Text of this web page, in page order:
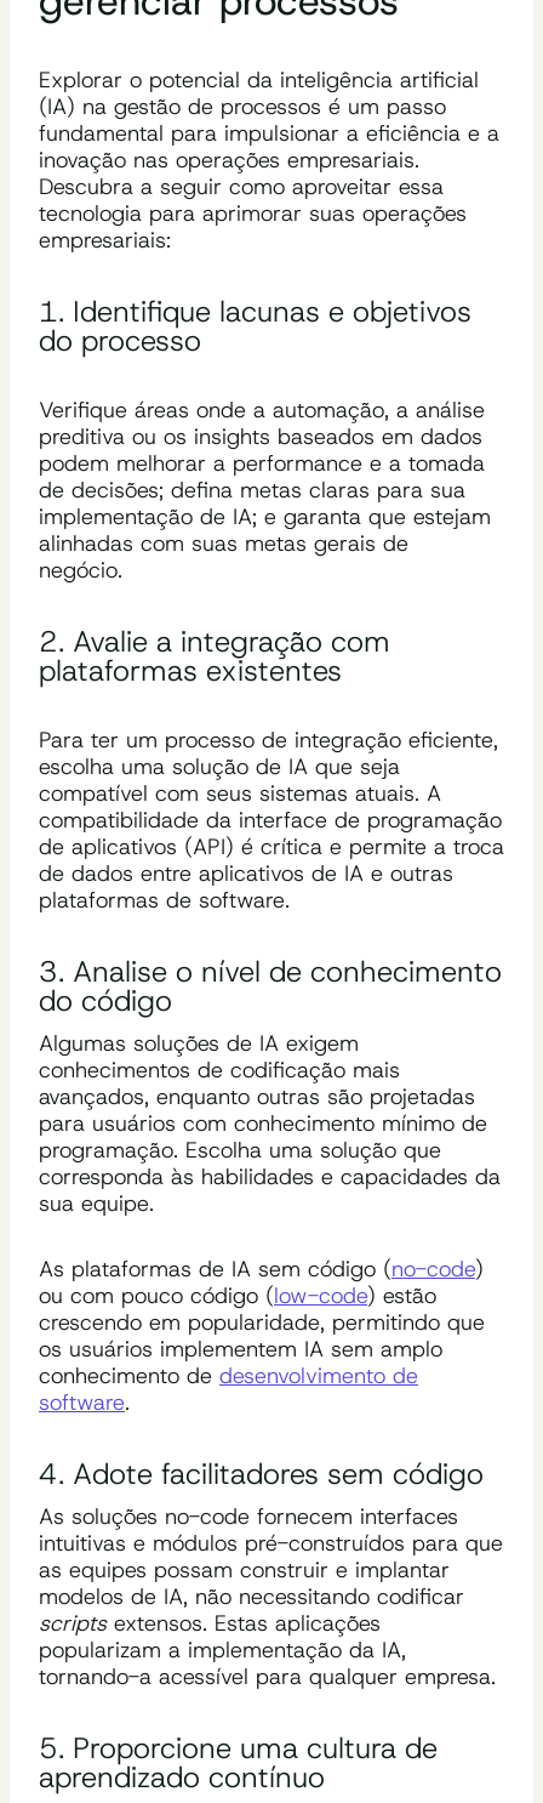
Explorar o potencial da inteligência artificial
(IA) na gestão de processos é um passo
fundamental para impulsionar a eficiência e a
inovação nas operações empresariais.
Descubra a seguir como aproveitar essa
tecnologia para aprimorar suas operações
empresariais:
1. Identifique lacunas e objetivos
do processo
Verifique áreas onde a automação, a análise
preditiva ou os insights baseados em dados
podem melhorar a performance e a tomada
de decisões; defina metas claras para sua
implementação de IA; e garanta que estejam
alinhadas com suas metas gerais de
negócio.
2. Avalie a integração com
plataformas existentes
Para ter um processo de integração eficiente,
escolha uma solução de IA que seja
compatível com seus sistemas atuais. A
compatibilidade da interface de programação
de aplicativos (API) é crítica e permite a troca
de dados entre aplicativos de IA e outras
plataformas de software.
3. Analise o nível de conhecimento
do código
Algumas soluções de IA exigem
conhecimentos de codificação mais
avançados, enquanto outras são projetadas
para usuários com conhecimento mínimo de
programação. Escolha uma solução que
corresponda às habilidades e capacidades da
sua equipe.
As plataformas de IA sem código (no-code)
ou com pouco código (low-code) estão
crescendo em popularidade, permitindo que
os usuários implementem IA sem amplo
conhecimento de desenvolvimento de
software.
4. Adote facilitadores sem código
As soluções no-code fornecem interfaces
intuitivas e módulos pré-construídos para que
as equipes possam construir e implantar
modelos de IA, não necessitando codificar
scripts extensos. Estas aplicações
popularizam a implementação da IA,
tornando-a acessível para qualquer empresa.
5. Proporcione uma cultura de
aprendizado contínuo